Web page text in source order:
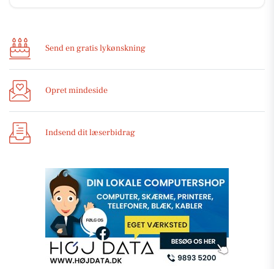
Send en gratis lykønskning
Opret mindeside
Indsend dit læserbidrag